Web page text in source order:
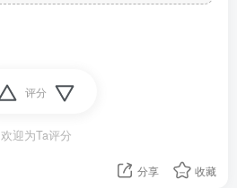
评分
欢迎为Ta评分
分享 收藏